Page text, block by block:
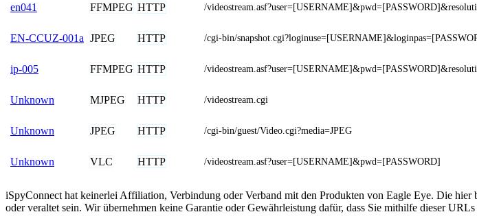
en041 FFMPEG HTTP /
EN-CCUZ-001a JPEG HTTP /cgi-bin/
ip-005 FFMPEG HTTP /
Unknown MJPEG HTTP /videostream.cgi
Unknown JPEG HTTP /cgi-bin/guest/Video.cgi?media=JPEG
Unknown VLC HTTP /videostream.asf?user=[USERNAME]&pwd=[PASSWORD]
iSpyConnect hat keinerlei Affiliation, Verbindung oder Verband mit den Produkten von Eagle Eye. Die
oder veraltet sein. Wir übernehmen keine Garantie oder Gewährleistung dafür, dass Sie mithilfe dieser